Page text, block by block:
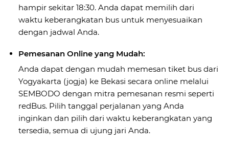
hampir sekitar 18:30. Anda dapat memilih dari
waktu keberangkatan bus untuk menyesuaikan
dengan jadwal Anda.
Pemesanan Online yang Mudah:
Anda dapat dengan mudah memesan tiket bus dari
Yogyakarta (jogja) ke Bekasi secara online melalui
SEMBODO dengan mitra pemesanan resmi seperti
redBus. Pilih tanggal perjalanan yang Anda
inginkan dan pilih dari waktu keberangkatan yang
tersedia, semua di ujung jari Anda.